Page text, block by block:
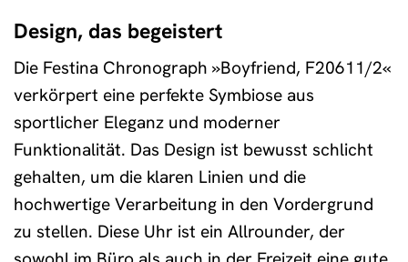
Design, das begeistert
Die Festina Chronograph »Boyfriend, F20611/2«
verkörpert eine perfekte Symbiose aus
sportlicher Eleganz und moderner
Funktionalität. Das Design ist bewusst schlicht
gehalten, um die klaren Linien und die
hochwertige Verarbeitung in den Vordergrund
zu stellen. Diese Uhr ist ein Allrounder, der